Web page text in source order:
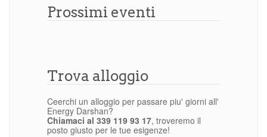
Prossimi eventi
Trova alloggio
Ceerchi un alloggio per passare piu' giorni all'
Energy Darshan?
Chiamaci al 339 119 93 17, troveremo il
posto giusto per le tue esigenze!